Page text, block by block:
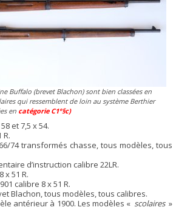
Buffalo (brevet Blachon) sont bien classées en
qui ressemblent de loin au système Berthier
en catégorie C1°§c)
et 7,5 x 54.
R.
74 transformés chasse, tous modèles, tous
d’instruction calibre 22LR.
x 51 R.
calibre 8 x 51 R.
Blachon, tous modèles, tous calibres.
antérieur à 1900. Les modèles « scolaires »